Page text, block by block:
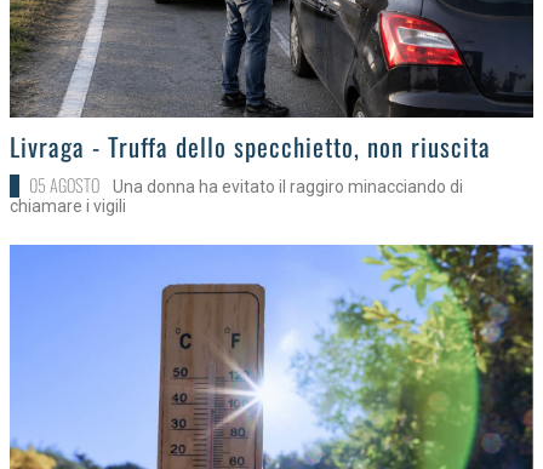
>Livraga - Truffa dello specchietto, non riuscita
05 AGOSTO
Una donna ha evitato il raggiro minacciando di
chiamare i vigili